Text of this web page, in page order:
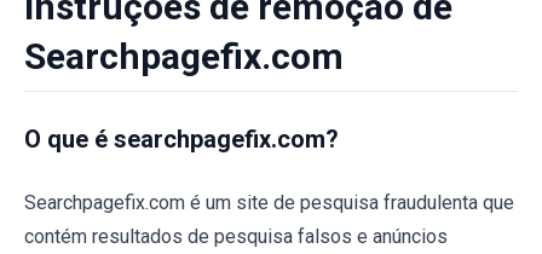
Searchpagefix.com
O que é searchpagefix.com?
Searchpagefix.com é um site de pesquisa fraudulenta que
contém resultados de pesquisa falsos e anúncios